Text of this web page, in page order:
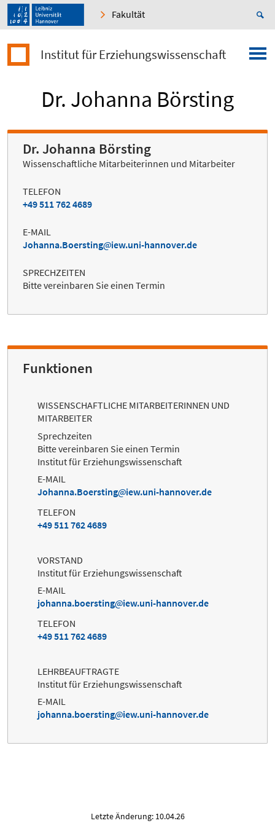
Fakultät
Institut für Erziehungswissenschaft
Dr. Johanna Börsting
Dr. Johanna Börsting
Wissenschaftliche Mitarbeiterinnen und Mitarbeiter
TELEFON
+49 511 762 4689
E-MAIL
Johanna.Boersting
iew.uni-hannover.de
SPRECHZEITEN
Bitte vereinbaren Sie einen Termin
Funktionen
WISSENSCHAFTLICHE MITARBEITERINNEN UND
MITARBEITER
Sprechzeiten
Bitte vereinbaren Sie einen Termin
Institut für Erziehungswissenschaft
E-MAIL
Johanna.Boersting
iew.uni-hannover.de
TELEFON
+49 511 762 4689
VORSTAND
Institut für Erziehungswissenschaft
E-MAIL
johanna.boersting
iew.uni-hannover.de
TELEFON
+49 511 762 4689
LEHRBEAUFTRAGTE
Institut für Erziehungswissenschaft
E-MAIL
johanna.boersting
iew.uni-hannover.de
Letzte Änderung: 10.04.26